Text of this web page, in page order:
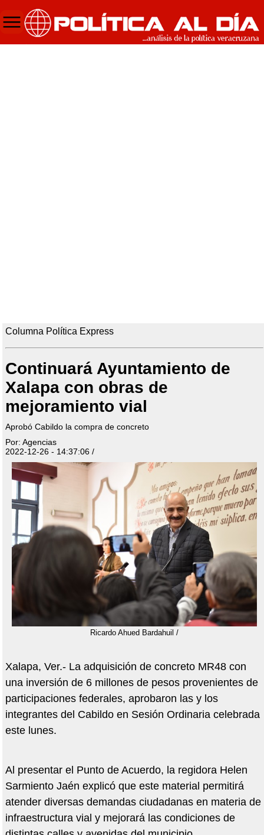
Columna Política Express
Continuará Ayuntamiento de
Xalapa con obras de
mejoramiento vial
Aprobó Cabildo la compra de concreto
Por: Agencias
2022-12-26 - 14:37:06 /
Ricardo Ahued Bardahuil /
Xalapa, Ver.- La adquisición de concreto MR48 con
una inversión de 6 millones de pesos provenientes de
participaciones federales, aprobaron las y los
integrantes del Cabildo en Sesión Ordinaria celebrada
este lunes.
Al presentar el Punto de Acuerdo, la regidora Helen
Sarmiento Jaén explicó que este material permitirá
atender diversas demandas ciudadanas en materia de
infraestructura vial y mejorará las condiciones de